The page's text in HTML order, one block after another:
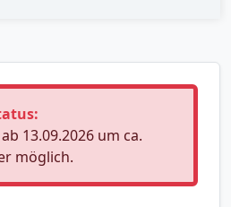
13.09.2026 um ca.
möglich.